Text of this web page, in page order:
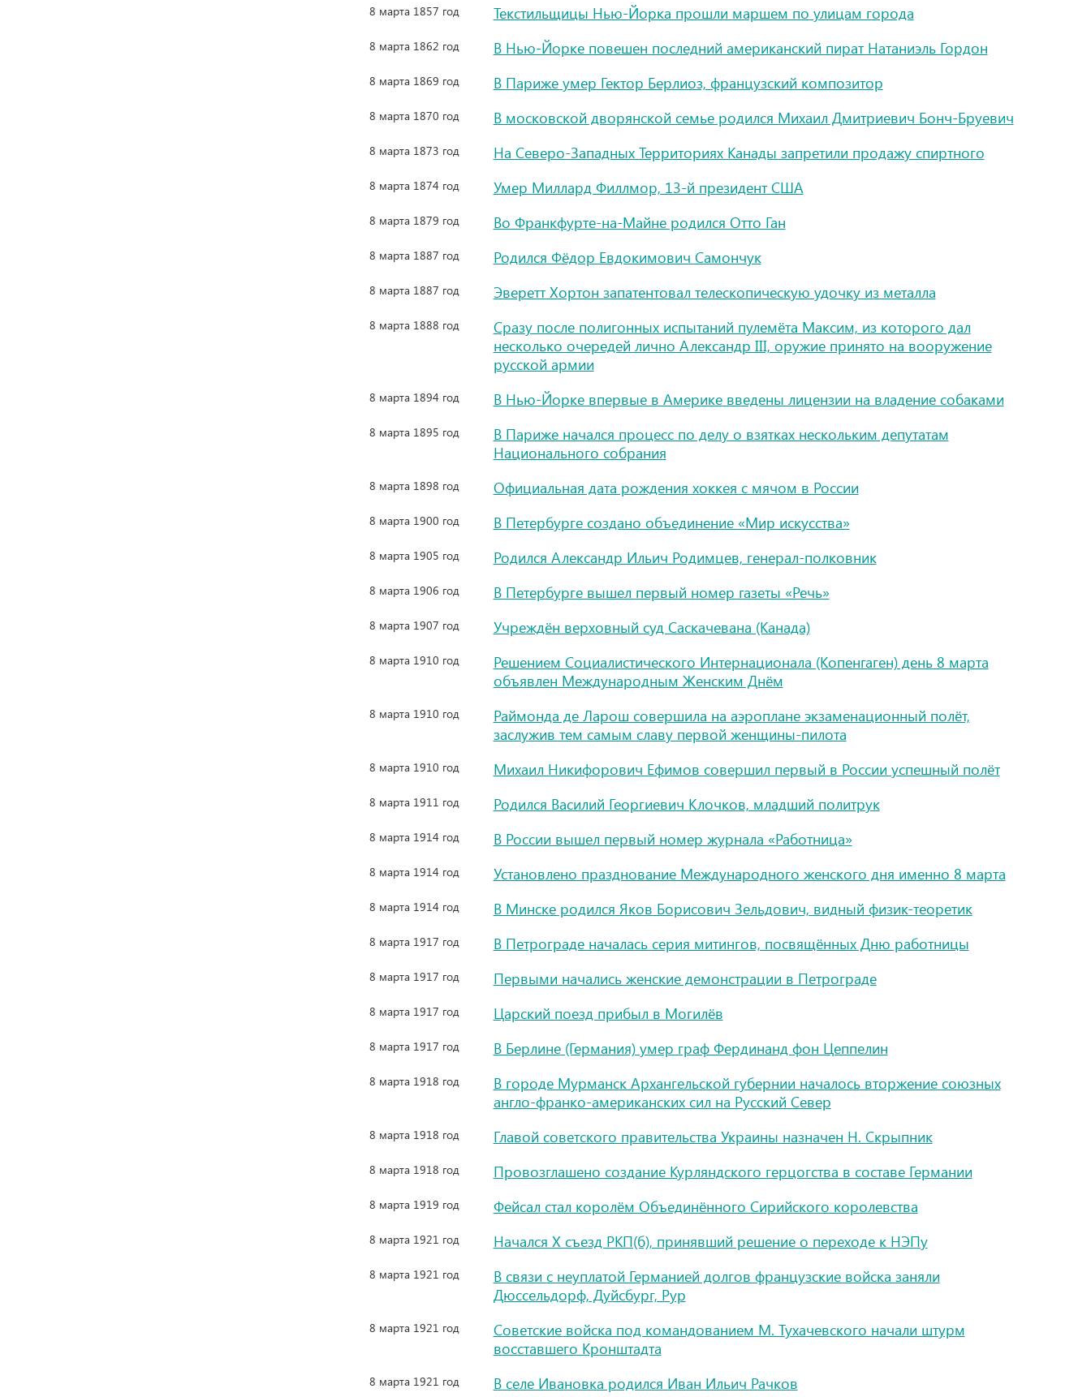
8 марта 1857 год Текстильщицы Нью-Йорка прошли маршем по улицам города
8 марта 1862 год В Нью-Йорке повешен последний американский пират Натаниэль Гордон
8 марта 1869 год В Париже умер Гектор Берлиоз, французский композитор
8 марта 1870 год В московской дворянской семье родился Михаил Дмитриевич Бонч-Бруевич
8 марта 1873 год На Северо-Западных Территориях Канады запретили продажу спиртного
8 марта 1874 год Умер Миллард Филлмор, 13-й президент США
8 марта 1879 год Во Франкфурте-на-Майне родился Отто Ган
8 марта 1887 год Родился Фёдор Евдокимович Самончук
8 марта 1887 год Эверетт Хортон запатентовал телескопическую удочку из металла
8 марта 1888 год
Сразу после полигонных испытаний пулемёта Максим, из которого дал
несколько очередей лично Александр III, оружие принято на вооружение
русской армии
8 марта 1894 год В Нью-Йорке впервые в Америке введены лицензии на владение собаками
8 марта 1895 год
В Париже начался процесс по делу о взятках нескольким депутатам
Национального собрания
8 марта 1898 год Официальная дата рождения хоккея с мячом в России
8 марта 1900 год В Петербурге создано объединение «Мир искусства»
8 марта 1905 год Родился Александр Ильич Родимцев, генерал-полковник
8 марта 1906 год В Петербурге вышел первый номер газеты «Речь»
8 марта 1907 год Учреждён верховный суд Саскачевана (Канада)
8 марта 1910 год
Решением Социалистического Интернационала (Копенгаген) день 8 марта
объявлен Международным Женским Днём
8 марта 1910 год
Раймонда де Ларош совершила на аэроплане экзаменационный полёт,
заслужив тем самым славу первой женщины-пилота
8 марта 1910 год Михаил Никифорович Ефимов совершил первый в России успешный полёт
8 марта 1911 год Родился Василий Георгиевич Клочков, младший политрук
8 марта 1914 год В России вышел первый номер журнала «Работница»
8 марта 1914 год Установлено празднование Международного женского дня именно 8 марта
8 марта 1914 год В Минске родился Яков Борисович Зельдович, видный физик-теоретик
8 марта 1917 год В Петрограде началась серия митингов, посвящённых Дню работницы
8 марта 1917 год Первыми начались женские демонстрации в Петрограде
8 марта 1917 год Царский поезд прибыл в Могилёв
8 марта 1917 год В Берлине (Германия) умер граф Фердинанд фон Цеппелин
8 марта 1918 год
В городе Мурманск Архангельской губернии началось вторжение союзных
англо-франко-американских сил на Русский Север
8 марта 1918 год Главой советского правительства Украины назначен Н. Скрыпник
8 марта 1918 год Провозглашено создание Курляндского герцогства в составе Германии
8 марта 1919 год Фейсал стал королём Объединённого Сирийского королевства
8 марта 1921 год Начался X съезд РКП(б), принявший решение о переходе к НЭПу
8 марта 1921 год
В связи с неуплатой Германией долгов французские войска заняли
Дюссельдорф, Дуйсбург, Рур
8 марта 1921 год
Советские войска под командованием М. Тухачевского начали штурм
восставшего Кронштадта
8 марта 1921 год В селе Ивановка родился Иван Ильич Рачков